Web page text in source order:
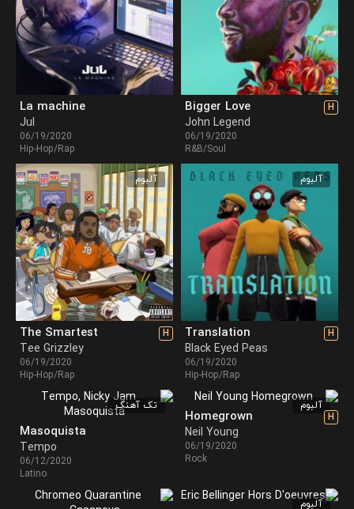
Bigger Love H
John Legend
06/19/2020
R&B/Soul
La machine
Jul
06/19/2020
Hip-Hop/Rap
آلبوم
Translation H
Black Eyed Peas
06/19/2020
Hip-Hop/Rap
آلبوم
The Smartest H
Tee Grizzley
06/19/2020
Hip-Hop/Rap
آلبوم
Homegrown H
Neil Young
06/19/2020
Rock
تک آهنگ
Masoquista
Tempo
06/12/2020
Latino
آلبوم